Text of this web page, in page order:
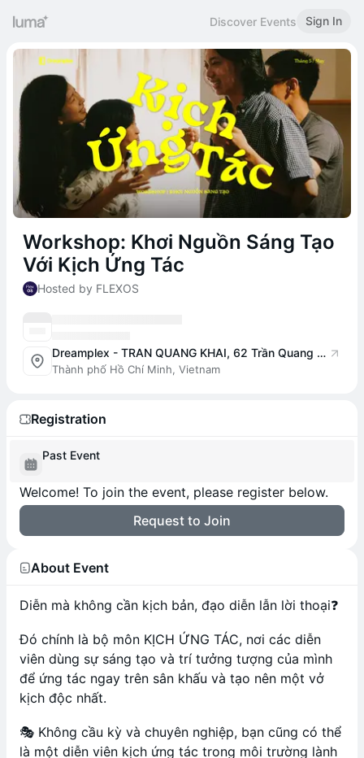
Discover Events Sign In
Workshop: Khơi Nguồn Sáng Tạo
Với Kịch Ứng Tác
Hosted by FLEXOS
Dreamplex - TRAN QUANG KHAI, 62 Trần Quang Khải, Tân Định, Quận 1, Thành phố Hồ Chí Minh 70000, Vietnam
Thành phố Hồ Chí Minh, Vietnam
Registration
Past Event
Welcome! To join the event, please register below.
Request to Join
About Event
Diễn mà không cần kịch bản, đạo diễn lẫn lời thoại❓
Đó chính là bộ môn KỊCH ỨNG TÁC, nơi các diễn
viên dùng sự sáng tạo và trí tưởng tượng của mình
để ứng tác ngay trên sân khấu và tạo nên một vở
kịch độc nhất.
🎭 Không cầu kỳ và chuyên nghiệp, bạn cũng có thể
là một diễn viên kịch ứng tác trong môi trường lành